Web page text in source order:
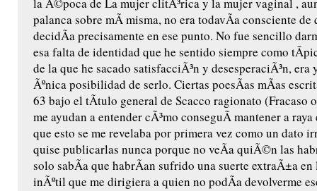
la Ã©poca de La mujer clitÃ³rica y la mujer vaginal ,
palanca sobre mÃ­ misma, no era todavÃ­a consciente de
decidÃ­a precisamente en ese punto. No fue sencillo
esa falta de identidad que he sentido siempre como
de la que he sacado satisfacciÃ³n y desesperaciÃ³n, era
Ãºnica posibilidad de serlo. Ciertas poesÃ­as mÃ­as
63 bajo el tÃ­tulo general de Scacco ragionato (Fracaso
me ayudan a entender cÃ³mo conseguÃ­ mantener a
que esto se me revelaba por primera vez como un dato
quise publicarlas nunca porque no veÃ­a quiÃ©n las
solo sabÃ­a que habrÃ­an sufrido una suerte extraÃ±a
inÃºtil que me dirigiera a quien no podÃ­a devolverme